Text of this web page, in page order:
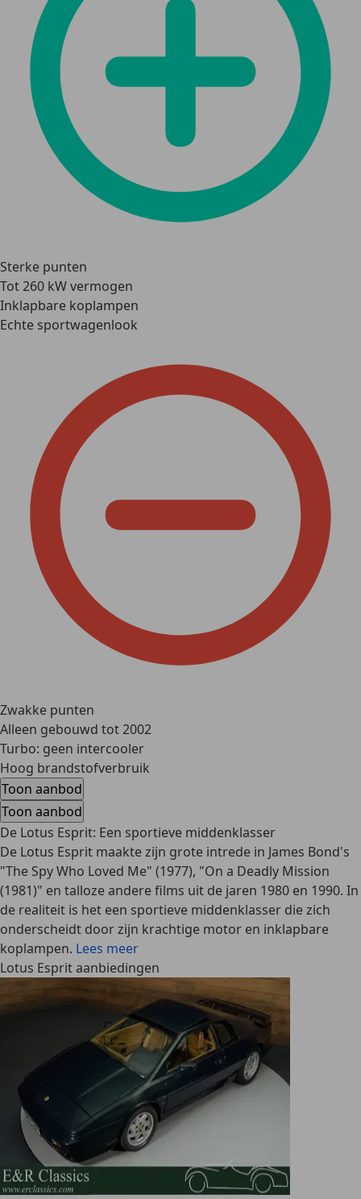
Sterke punten
Tot 260 kW vermogen
Inklapbare koplampen
Echte sportwagenlook
Zwakke punten
Alleen gebouwd tot 2002
Turbo: geen intercooler
Hoog brandstofverbruik
Toon aanbod
Toon aanbod
De Lotus Esprit: Een sportieve middenklasser
De Lotus Esprit maakte zijn grote intrede in James Bond's
"The Spy Who Loved Me" (1977), "On a Deadly Mission
(1981)" en talloze andere films uit de jaren 1980 en 1990. In
de realiteit is het een sportieve middenklasser die zich
onderscheidt door zijn krachtige motor en inklapbare
koplampen. Lees meer
Lotus Esprit aanbiedingen